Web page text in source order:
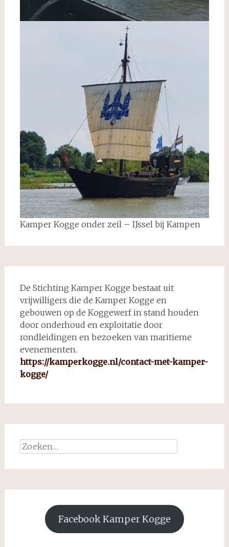
Kamper Kogge onder zeil – IJssel bij Kampen
De Stichting Kamper Kogge bestaat uit
vrijwilligers die de Kamper Kogge en
gebouwen op de Koggewerf in stand houden
door onderhoud en exploitatie door
rondleidingen en bezoeken van maritieme
evenementen.
https://kamperkogge.nl/contact-met-kamper-
kogge/
Zoeken
Facebook Kamper Kogge